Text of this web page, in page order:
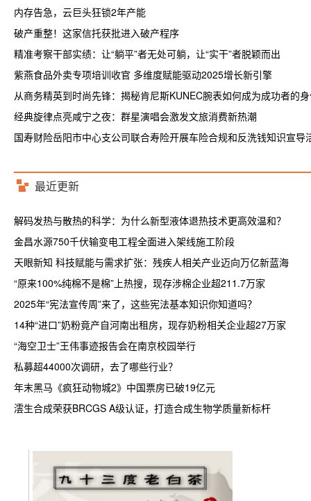
内存告急，云巨头狂锁2年产能
破产重整！这家信托获批进入破产程序
精准考察干部实绩：让“躺平”者无处可躺，让“实干”者脱颖而出
紫燕食品外卖专项培训收官 多维度赋能驱动2025增长新引擎
从商务精英到时尚先锋：揭秘肯尼斯KUNEC腕表如何成为成功者的
经典旋律点亮咸宁之夜：群星演唱会激发文旅消费新热潮
国寿财险岳阳市中心支公司联合寿险开展车险合规和反洗钱知识宣导
最近更新
解码发热与散热的科学：为什么新型液体退热技术更高效温和？
金昌水源750千伏输变电工程全面进入架线施工阶段
天眼新知 科技赋能与需求扩张：残疾人相关产业迈向万亿新蓝海
“原来100%纯棉不是棉”上热搜，现存涉棉企业超211.7万家
2025年“宪法宣传周”来了，这些宪法基本知识你知道吗？
14种“进口”奶粉竟产自河南出租房，现存奶粉相关企业超27万家
“海空卫士”王伟事迹报告会在南京校园举行
私募超44000次调研，去了哪些行业？
年末黑马《疯狂动物城2》中国票房已破19亿元
澐生合成荣获BRCGS A级认证，打造合成生物学质量新标杆